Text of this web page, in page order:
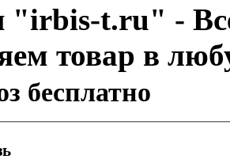
"irbis-t.ru" -
товар в
бесплатно